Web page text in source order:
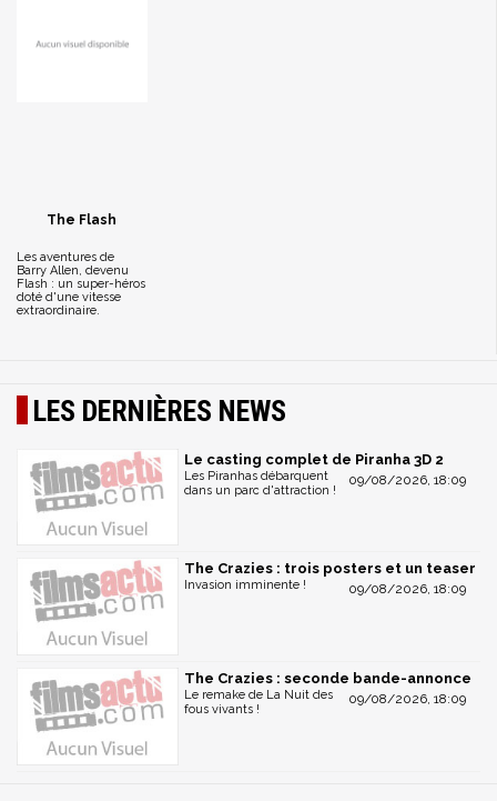
The Flash
Les aventures de
Barry Allen, devenu
Flash : un super-héros
doté d'une vitesse
extraordinaire.
LES DERNIÈRES NEWS
Le casting complet de Piranha 3D 2
09/08/2026, 18:09
Les Piranhas débarquent
dans un parc d'attraction !
The Crazies : trois posters et un teaser
09/08/2026, 18:09
Invasion imminente !
The Crazies : seconde bande-annonce
09/08/2026, 18:09
Le remake de La Nuit des
fous vivants !